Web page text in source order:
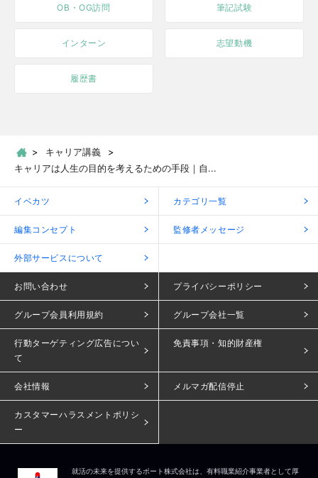
OB・OG訪問 筆記試験
インターン 志望動機
履歴書
キャリア講義
キャリアは人生の目的を考えるための手段｜自...
イベカツ カテゴリ一覧
編集コンセプト 監修者メッセージ
外部サービスについて
お問い合わせ プライバシーポリシー
グループ会員利用規約 グループ会社一覧
行動ターゲティング広告につい
て
免責事項・知的財産権
会社情報 メルマガ配信停止
カスタマーハラスメントポリシ
ー